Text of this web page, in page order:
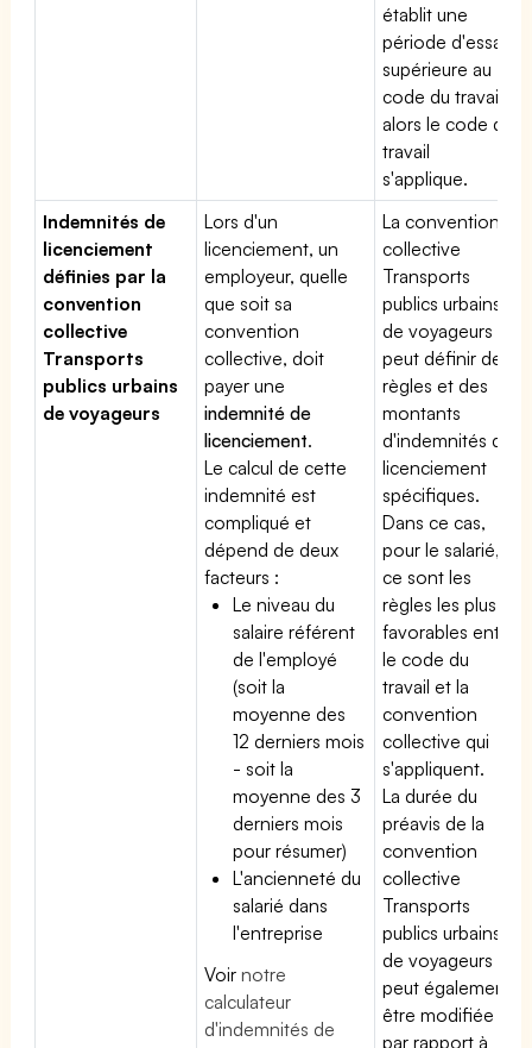
établit une
période d'essai
supérieure au
code du travail,
alors le code du
travail
s'applique.
Indemnités de
licenciement
définies par la
convention
collective
Transports
publics urbains
de voyageurs
Lors d'un
licenciement, un
employeur, quelle
que soit sa
convention
collective, doit
payer une
indemnité de
licenciement.
Le calcul de cette
indemnité est
compliqué et
dépend de deux
facteurs :
Le niveau du
salaire référent
de l'employé
(soit la
moyenne des
12 derniers mois
- soit la
moyenne des 3
derniers mois
pour résumer)
L'ancienneté du
salarié dans
l'entreprise
Voirnotre
calculateur
d'indemnités de
La convention
collective
Transports
publics urbains
de voyageurs
peut définir des
règles et des
montants
d'indemnités de
licenciement
spécifiques.
Dans ce cas,
pour le salarié,
ce sont les
règles les plus
favorables entre
le code du
travail et la
convention
collective qui
s'appliquent.
La durée du
préavis de la
convention
collective
Transports
publics urbains
de voyageurs
peut également
être modifiée
par rapport à